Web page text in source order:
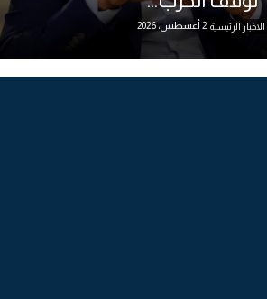
الاخبار الرئيسية 2 أغسطس، 2026